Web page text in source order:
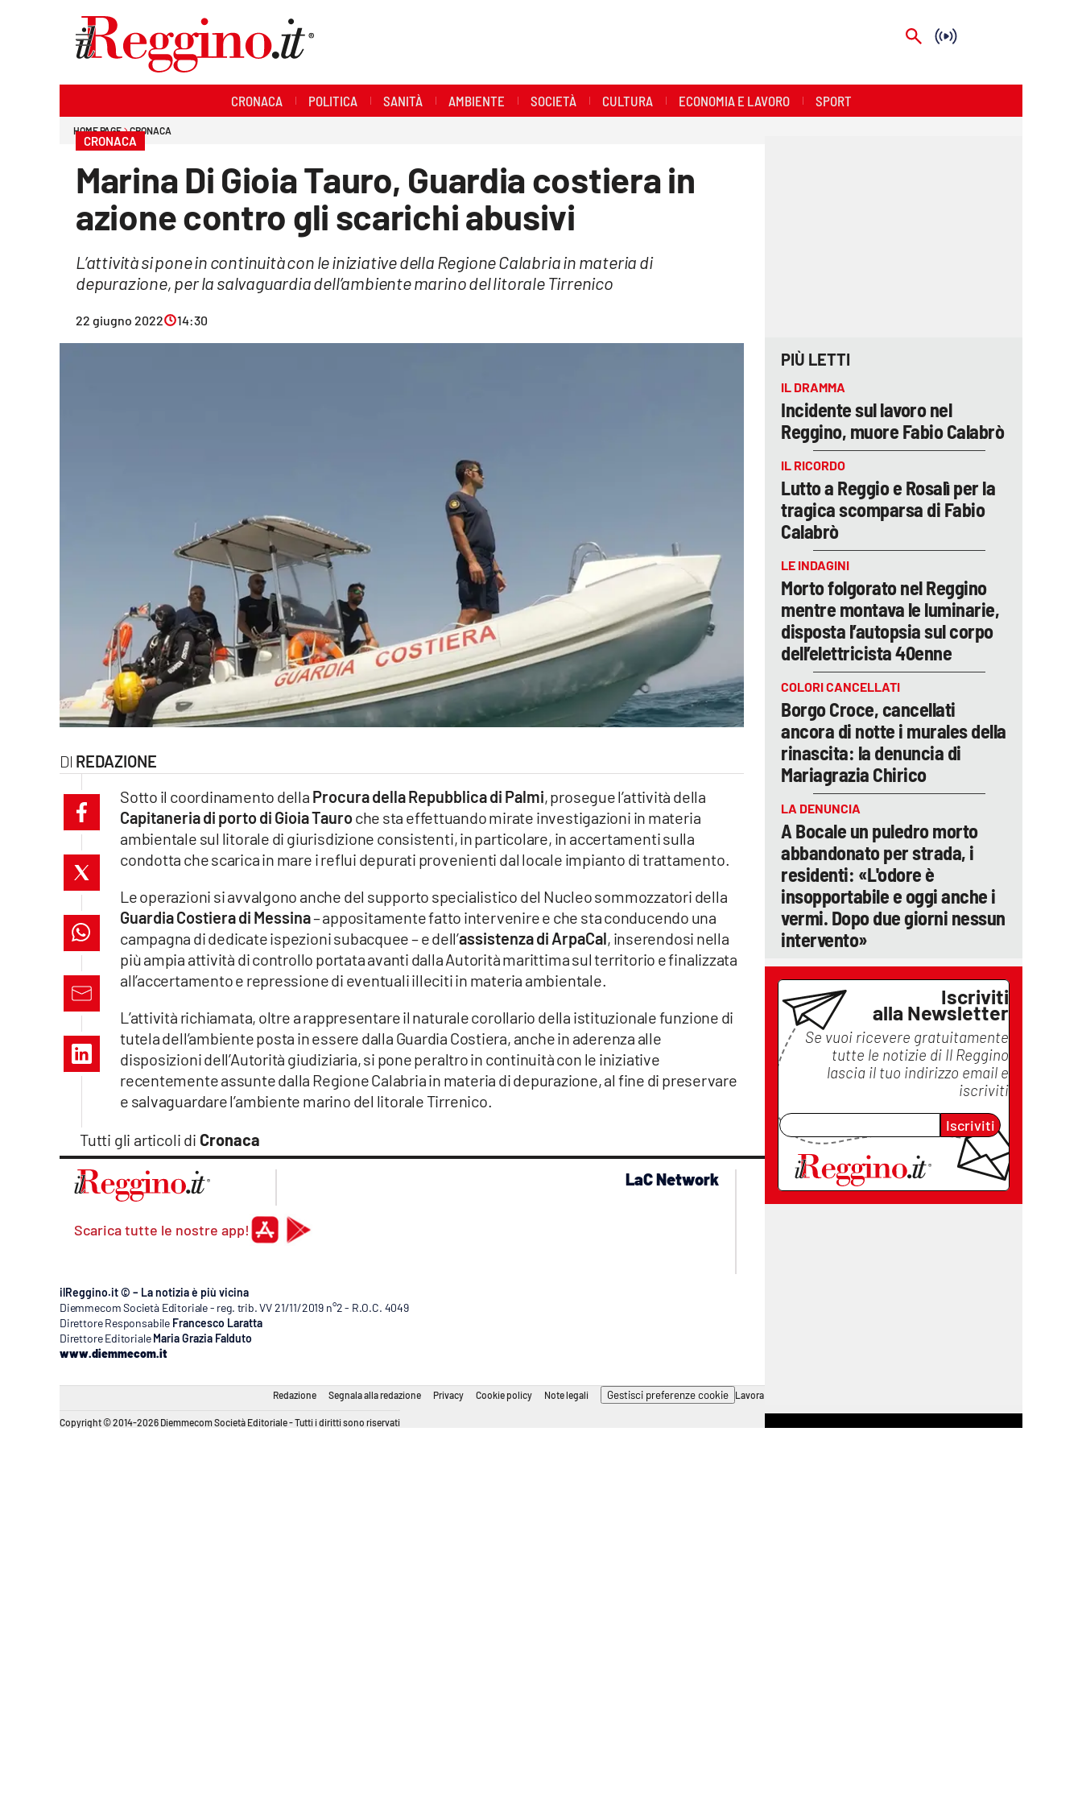
cosenzachannel.it
catanzarochannel.it
lacapitalenews.it
Vai
CRONACA POLITICA SANITÀ AMBIENTE SOCIETÀ CULTURA ECONOMIA E LAVORO SPORT
HOME PAGE CRONACA
CRONACA
Marina Di Gioia Tauro, Guardia costiera in
azione contro gli scarichi abusivi
L’attività si pone in continuità con le iniziative della Regione Calabria in materia di
depurazione, per la salvaguardia dell’ambiente marino del litorale Tirrenico
22 giugno 2022 14:30
REDAZIONE
Tutti gli articoli di Cronaca
Sotto il coordinamento della Procura della Repubblica di Palmi, prosegue l’attività della
Capitaneria di porto di Gioia Tauroche sta effettuando mirate investigazioni in materia
ambientale sul litorale di giurisdizione consistenti, in particolare, in accertamenti sulla
condotta che scarica in mare i reflui depurati provenienti dal locale impianto di trattamento.
Le operazioni si avvalgono anche del supporto specialistico del Nucleo sommozzatori della
Guardia Costiera di Messina– appositamente fatto intervenire e che sta conducendo una
campagna di dedicate ispezioni subacquee – e dell’assistenza di ArpaCal, inserendosi nella
più ampia attività di controllo portata avanti dalla Autorità marittima sul territorio e finalizzata
all’accertamento e repressione di eventuali illeciti in materia ambientale.
L’attività richiamata, oltre a rappresentare il naturale corollario della istituzionale funzione di
tutela dell’ambiente posta in essere dalla Guardia Costiera, anche in aderenza alle
disposizioni dell’Autorità giudiziaria, si pone peraltro in continuità con le iniziative
recentemente assunte dalla Regione Calabria in materia di depurazione, al fine di preservare
e salvaguardare l’ambiente marino del litorale Tirrenico.
PIÙ LETTI
IL DRAMMA
Incidente sul lavoro nel
Reggino, muore Fabio Calabrò
IL RICORDO
Lutto a Reggio e Rosalì per la
tragica scomparsa di Fabio
Calabrò
LE INDAGINI
Morto folgorato nel Reggino
mentre montava le luminarie,
disposta l’autopsia sul corpo
dell’elettricista 40enne
COLORI CANCELLATI
Borgo Croce, cancellati
ancora di notte i murales della
rinascita: la denuncia di
Mariagrazia Chirico
LA DENUNCIA
A Bocale un puledro morto
abbandonato per strada, i
residenti: «L'odore è
insopportabile e oggi anche i
vermi. Dopo due giorni nessun
intervento»
Iscriviti
alla Newsletter
Se vuoi ricevere gratuitamente
tutte le notizie di Il Reggino
lascia il tuo indirizzo email e
iscriviti
Iscriviti
Scarica tutte le nostre app!
LaC Network
lacplay.it
lactv.it
lacitymag.it
lacapitalenews.it
ilReggino.it © – La notizia è più vicina
Diemmecom Società Editoriale - reg. trib. VV 21/11/2019 n°2 - R.O.C. 4049
Direttore Responsabile Francesco Laratta
Direttore Editoriale Maria Grazia Falduto
www.diemmecom.it
Redazione Segnala alla redazione Privacy Cookie policy Note legali Gestisci preferenze cookie Lavora con noi
Copyright © 2014-2026 Diemmecom Società Editoriale - Tutti i diritti sono riservati